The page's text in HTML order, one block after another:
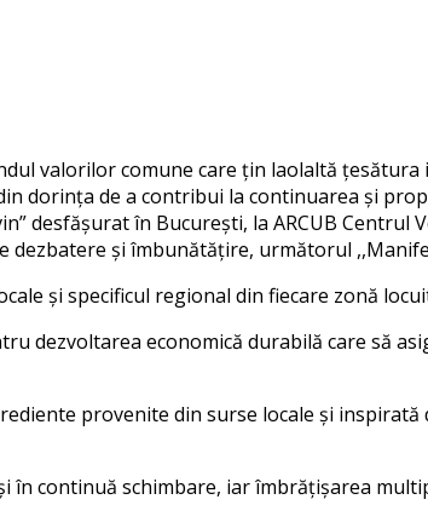
valorilor comune care țin laolaltă țesătura
dorința de a contribui la continuarea și
desfășurat în București, la ARCUB Centrul
și îmbunătățire, următorul
și specificul regional din fiecare zonă
dezvoltarea economică durabilă care să
provenite din surse locale și
în continuă schimbare, iar îmbrățișarea